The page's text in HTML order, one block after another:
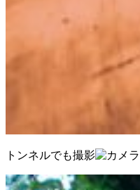
トンネルでも撮影